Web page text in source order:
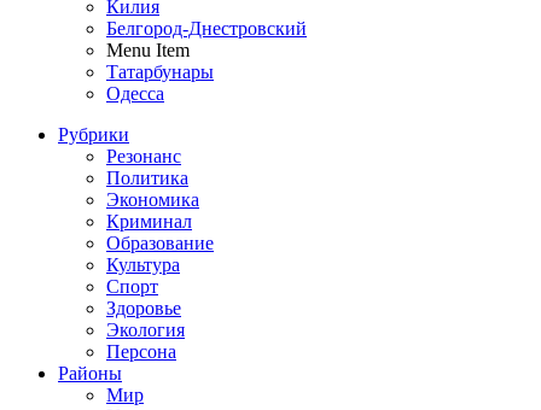
Килия
Белгород-Днестровский
Menu Item
Татарбунары
Одесса
Рубрики
Резонанс
Политика
Экономика
Криминал
Образование
Культура
Спорт
Здоровье
Экология
Персона
Районы
Мир